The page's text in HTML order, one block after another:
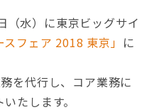
（水）に東京ビッグサイ
スフェア 2018 東京」 に
を代行し、コア業務に
たします。